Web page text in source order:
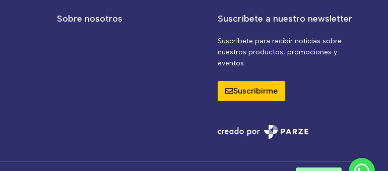
Sobre nosotros Suscríbete a nuestro newsletter
Suscríbete para recibir noticias sobre
nuestros productos, promociones y
eventos.
Suscribirme